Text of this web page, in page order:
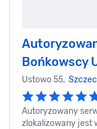
Bońkowscy
Ustowo 55,
Autoryzowany
zlokalizowany jest